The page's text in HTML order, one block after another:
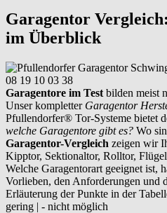
Garagentor
im Überblick
Garagentore im Test bilden meist
Unser kompletter Garagentor
Pfullendorfer® Tor-Systeme bietet
welche Garagentore gibt es? Wo
Garagentor-Vergleich zeigen wir
Kipptor, Sektionaltor, Rolltor,
Welche Garagentorart geeignet ist,
Vorlieben, den Anforderungen und
Erläuterung der Punkte in der
gering | - nicht möglich